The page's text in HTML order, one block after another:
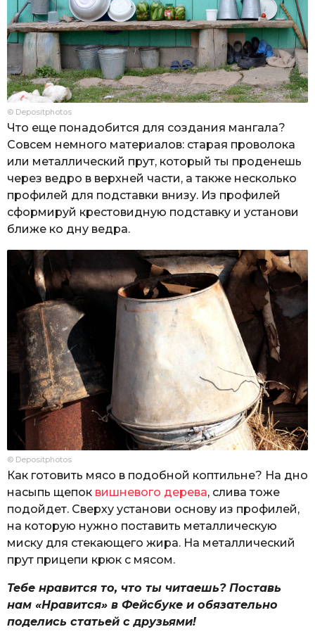
© Depositphotos
Что еще понадобится для создания мангала?
Совсем немного материалов: старая проволока
или металлический прут, который ты проденешь
через ведро в верхней части, а также несколько
профилей для подставки внизу. Из профилей
сформируй крестовидную подставку и установи
ближе ко дну ведра.
© Depositphotos
Как готовить мясо в подобной коптильне? На дно
насыпь щепок вишневого дерева, слива тоже
подойдет. Сверху установи основу из профилей,
на которую нужно поставить металлическую
миску для стекающего жира. На металлический
прут прицепи крюк с мясом.
Тебе нравится то, что ты читаешь? Поставь
нам «Нравится» в Фейсбуке и обязательно
поделись статьей с друзьями!